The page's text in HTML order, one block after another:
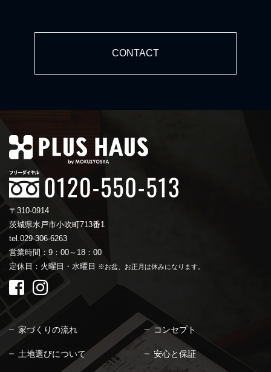
CONTACT
〒310-0914
茨城県水戸市小吹町713番1
tel.029-306-6263
営業時間：9：00～18：00
定休日：火曜日・水曜日
※お盆、お正月は休みになります。
家づくりの流れ
土地選びについて
コンセプト
安心と保証